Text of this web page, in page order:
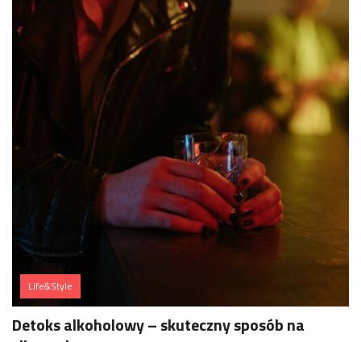
Life&Style
Detoks alkoholowy – skuteczny sposób na